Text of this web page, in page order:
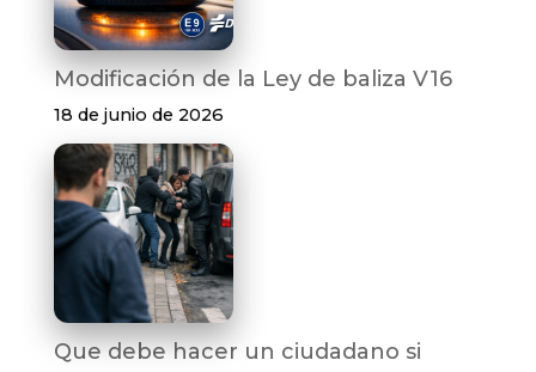
Modificación de la Ley de baliza V16
18 de junio de 2026
Que debe hacer un ciudadano si